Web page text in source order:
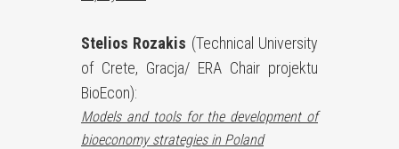
Stelios Rozakis (Technical University
of Crete, Gracja/ ERA Chair projektu
BioEcon):
Models and tools for the development of
bioeconomy strategies in Poland